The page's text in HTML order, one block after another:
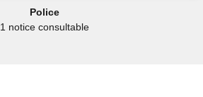
Police
1 notice consultable